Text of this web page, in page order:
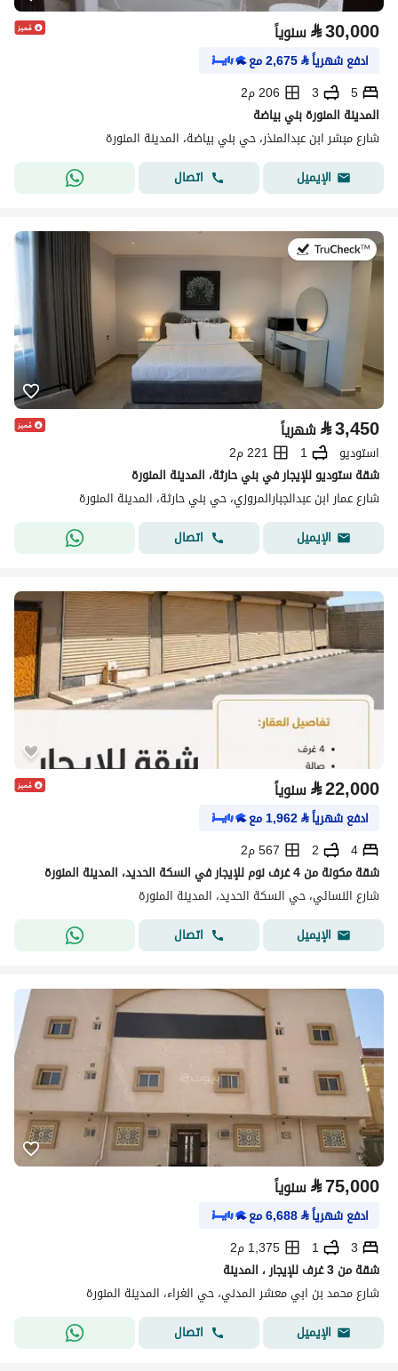
⃁30,000 سنوياً
ادفع شهرياً⃁
2,675مع
5
3
206 م2
المدينة المنورة بني بياضة
شارع مبشر ابن عبدالمنذر، حي بني بياضة، المدينة المنورة
الإيميل
اتصال
⃁3,450 شهرياً
استوديو 1
221 م2
شقة ستوديو للإيجار في بني حارثة، المدينة المنورة
شارع عمار ابن عبدالجبارالمروزي، حي بني حارثة، المدينة المنورة
الإيميل
اتصال
⃁22,000 سنوياً
ادفع شهرياً⃁
1,962مع
4
2
567 م2
شقة مكونة من 4 غرف نوم للإيجار في السكة الحديد، المدينة المنورة
شارع النسائي، حي السكة الحديد، المدينة المنورة
الإيميل
اتصال
⃁75,000 سنوياً
ادفع شهرياً⃁
6,688مع
3
1
1,375 م2
شقة من 3 غرف للإيجار ، المدينة
شارع محمد بن ابي معشر المدني، حي الغراء، المدينة المنورة
الإيميل
اتصال